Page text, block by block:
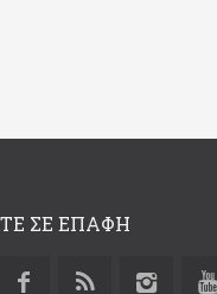
ΣΕ ΕΠΑΦΗ